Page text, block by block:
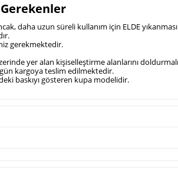
daha uzun süreli kullanım için ELDE
gerekmektedir.
yer alan kişiselleştirme alanlarını
kargoya teslim edilmektedir.
baskıyı gösteren kupa modelidir.